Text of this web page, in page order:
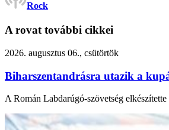
Rock
A rovat további cikkei
2026. augusztus 06., csütörtök
Biharszentandrásra utazik a
A Román Labdarúgó-szövetség